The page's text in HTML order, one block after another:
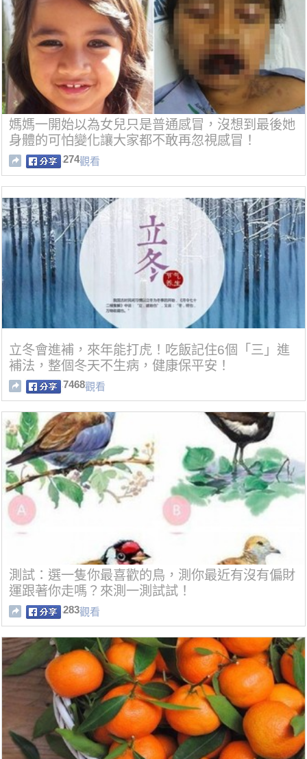
媽媽一開始以為女兒只是普通感冒，沒想到最後她
身體的可怕變化讓大家都不敢再忽視感冒！
274觀看
立冬會進補，來年能打虎！吃飯記住6個「三」進
補法，整個冬天不生病，健康保平安！
7468觀看
測試：選一隻你最喜歡的鳥，測你最近有沒有偏財
運跟著你走嗎？來測一測試試！
283觀看